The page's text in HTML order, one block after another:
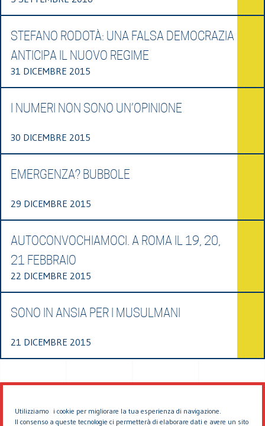
Utilizziamo i cookie per migliorare la tua esperienza di navigazione.
Il consenso a queste tecnologie ci permetterà di elaborare dati e avere un sito
STEFANO RODOTÀ: UNA FALSA DEMOCRAZIA
ANTICIPA IL NUOVO REGIME
31 DICEMBRE 2015
I NUMERI NON SONO UN’OPINIONE
30 DICEMBRE 2015
EMERGENZA? BUBBOLE
29 DICEMBRE 2015
AUTOCONVOCHIAMOCI. A ROMA IL 19, 20,
21 FEBBRAIO
22 DICEMBRE 2015
SONO IN ANSIA PER I MUSULMANI
21 DICEMBRE 2015